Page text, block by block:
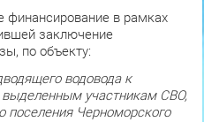
финансирование в рамках
заключение
по объекту:
водовода к
участникам СВО,
поселения Черноморского